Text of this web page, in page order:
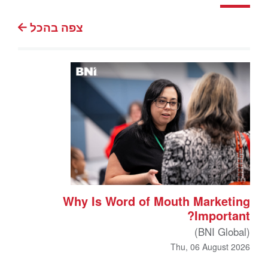
צפה בהכל
Why Is Word of Mouth Marketing
Important?
(BNI Global)
Thu, 06 August 2026